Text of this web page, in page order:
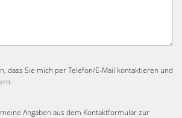
dass Sie mich per Telefon/E-Mail kontaktieren und
Angaben aus dem Kontaktformular zur